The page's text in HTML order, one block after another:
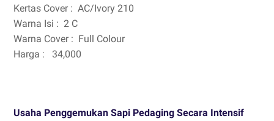
Kertas Cover : AC/Ivory 210
Warna Isi : 2 C
Warna Cover : Full Colour
Harga :
34,000
Usaha Penggemukan Sapi Pedaging Secara Intensif